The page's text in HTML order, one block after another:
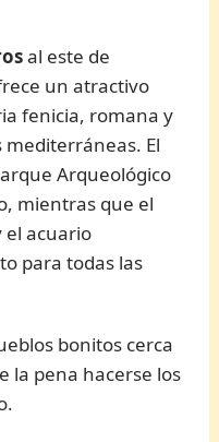
al este de
un atractivo
fenicia, romana y
mediterráneas. El
Arqueológico
mientras que el
acuario
para todas las
bonitos cerca
la pena hacerse los